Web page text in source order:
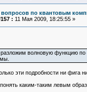
вопросов по квантовым
: 11 Мая 2009, 18:25:55 »
волновую функцию по
эти подробности ни фига
каким-таким левым